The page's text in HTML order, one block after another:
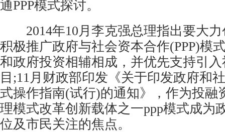
通PPP模式探讨。
2014年10月李克强总理指出要大力
积极推广政府与社会资本合作(PPP)模
和政府投资相辅相成，并优先支持引
目;11月财政部印发《关于印发政府和
式操作指南(试行)的通知》，作为投融
理模式改革创新载体之一ppp模式成为
位及市民关注的焦点。